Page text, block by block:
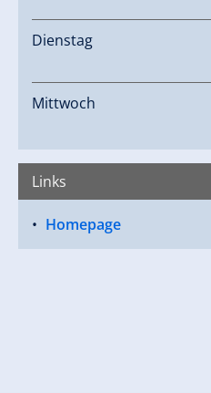
Dienstag
Mittwoch
Links
Homepage